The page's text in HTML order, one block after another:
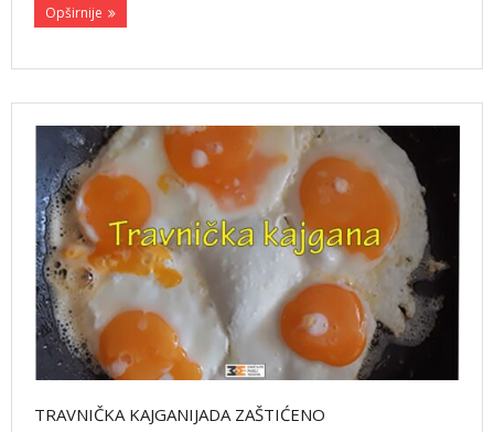
Opširnije
TRAVNIČKA KAJGANIJADA ZAŠTIĆENO